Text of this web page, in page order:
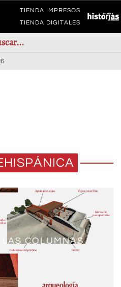
TIENDA IMPRESOS
TIENDA DIGITALES
COLUMNAS